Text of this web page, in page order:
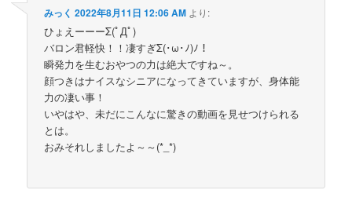
みっく 2022年8月11日 12:06 AM より:
ひょえーーーΣ(ﾟДﾟ)
バロン君軽快！！凄すぎΣ(･ω･ﾉ)ﾉ！
瞬発力を生むおやつの力は絶大ですね～。
顔つきはナイスなシニアになってきていますが、身体能
力の凄い事！
いやはや、未だにこんなに驚きの動画を見せつけられる
とは。
おみそれしましたよ～～(*_*)